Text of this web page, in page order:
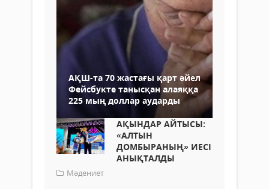
АҚШ-та 70 жастағы қарт әйел
Фейсбукте танысқан алаяққа
225 мың доллар аударды
АҚЫНДАР АЙТЫСЫ:
«АЛТЫН
ДОМБЫРАНЫҢ» ИЕСІ
АНЫҚТАЛДЫ
Мәдениет